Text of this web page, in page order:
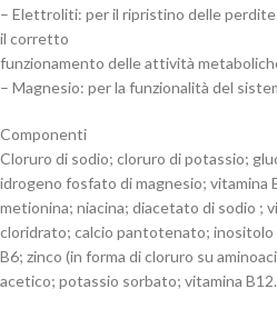
– Elettroliti: per il ripristino delle
il corretto
funzionamento delle attività
– Magnesio: per la funzionalità del
Componenti
Cloruro di sodio; cloruro di potassio;
idrogeno fosfato di magnesio; vitamina
metionina; niacina; diacetato di sodio ;
cloridrato; calcio pantotenato; inositolo
B6; zinco (in forma di cloruro su
acetico; potassio sorbato; vitamina B12.